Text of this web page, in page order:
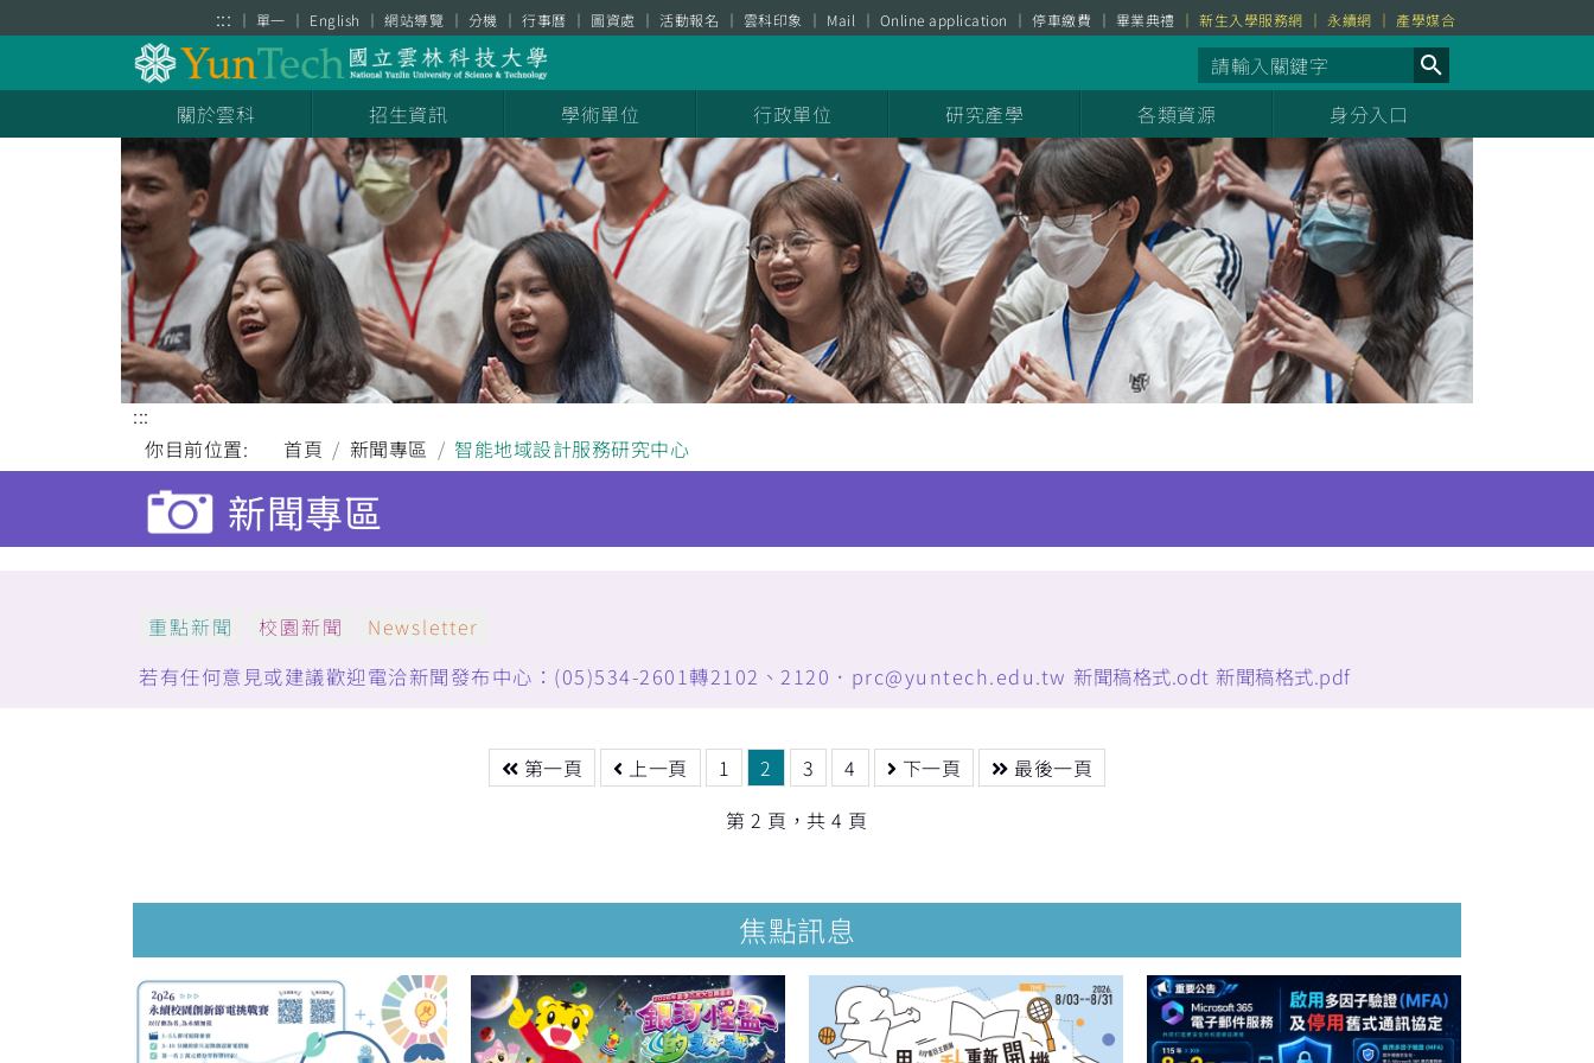
::: 單一 English 網站導覽 分機 行事曆 圖資處 活動報名 雲科印象 Mail Online application 停車繳費 畢業典禮 新生入學服務網 永續網 產學媒合
關於雲科 招生資訊 學術單位 行政單位 研究產學 各類資源 身分入口
:::
你目前位置:
首頁 新聞專區 智能地域設計服務研究中心
新聞專區
重點新聞 校園新聞
Newsletter
若有任何意見或建議歡迎電洽新聞發布中心：(05)534-2601轉2102、2120．prc@yuntech.edu.tw 新聞稿格式.odt 新聞稿格式.pdf
第一頁 上一頁 1 2 3 4 下一頁
最後一頁
第 2 頁，共 4 頁
焦點訊息